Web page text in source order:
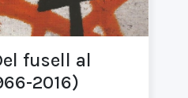
fusell al
2016)